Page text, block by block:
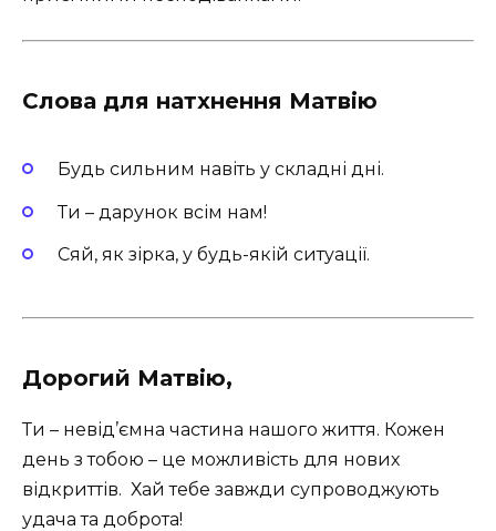
Слова для натхнення Матвію
Будь сильним навіть у складні дні.
Ти – дарунок всім нам!
Сяй, як зірка, у будь-якій ситуації.
Дорогий Матвію,
Ти – невід’ємна частина нашого життя. Кожен
день з тобою – це можливість для нових
відкриттів. ️ Хай тебе завжди супроводжують
удача та доброта!